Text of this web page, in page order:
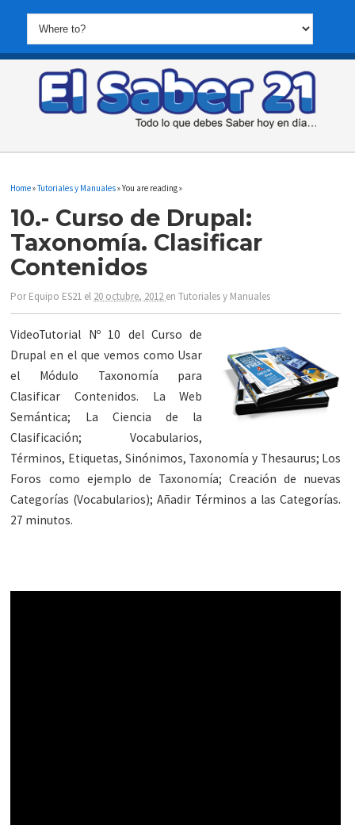
Home»Tutoriales y Manuales» You are reading »
10.- Curso de Drupal:
Taxonomía. Clasificar
Contenidos
PorEquipo ES21 el 20 octubre, 2012 enTutoriales y Manuales
VideoTutorial Nº 10 del Curso de
Drupal en el que vemos como Usar
el Módulo Taxonomía para
Clasificar Contenidos. La Web
Semántica; La Ciencia de la
Clasificación; Vocabularios,
Términos, Etiquetas, Sinónimos, Taxonomía y Thesaurus; Los
Foros como ejemplo de Taxonomía; Creación de nuevas
Categorías (Vocabularios); Añadir Términos a las Categorías.
27 minutos.